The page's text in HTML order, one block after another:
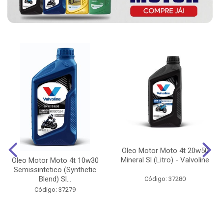
Oleo Motor Moto 4t 10w30
Semissintetico (Synthetic
Blend) Sl...
Código: 37279
Oleo Motor Moto 4t 20w50
Mineral Sl (Litro) - Valvoline
Código: 37280